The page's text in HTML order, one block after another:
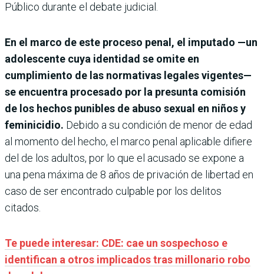
Público durante el debate judicial.
En el marco de este proceso penal, el imputado —un
adolescente cuya identidad se omite en
cumplimiento de las normativas legales vigentes—
se encuentra procesado por la presunta comisión
de los hechos punibles de abuso sexual en niños y
feminicidio. Debido a su condición de menor de edad
al momento del hecho, el marco penal aplicable difiere
del de los adultos, por lo que el acusado se expone a
una pena máxima de 8 años de privación de libertad en
caso de ser encontrado culpable por los delitos
citados.
Te puede interesar: CDE: cae un sospechoso e
identifican a otros implicados tras millonario robo